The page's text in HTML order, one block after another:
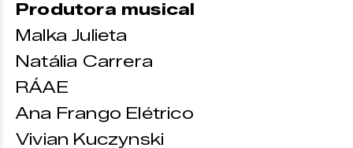
Produtora musical
Malka Julieta
Natália Carrera
RÁAE
Ana Frango Elétrico
Vivian Kuczynski